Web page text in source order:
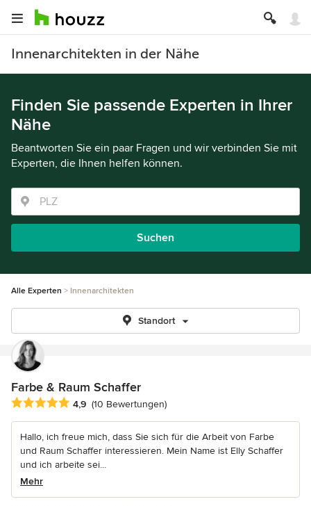
Innenarchitekten in der Nähe
Finden Sie passende Experten in Ihrer
Nähe
Beantworten Sie ein paar Fragen und wir verbinden Sie mit
Experten, die Ihnen helfen können.
Suchen
Alle Experten Innenarchitekten
Standort
Farbe & Raum Schaffer
Durchschnittliche Bewertung: 4.9 von 5 Sternen
4,9 (10 Bewertungen)
Hallo, ich freue mich, dass Sie sich für die Arbeit von Farbe
und Raum Schaffer interessieren. Mein Name ist Elly Schaffer
und ich arbeite sei...
Mehr